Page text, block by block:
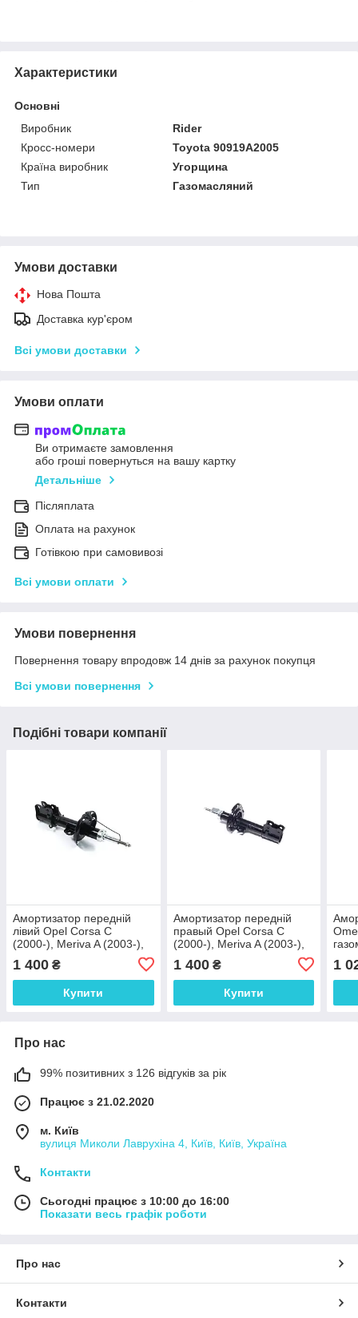
Характеристики
Основні
Виробник
Rider
Кросс-номери
Toyota 90919A2005
Країна виробник
Угорщина
Тип
Газомасляний
Умови доставки
Нова Пошта
Доставка кур'єром
Всі умови доставки
Умови оплати
Ви отримаєте замовлення
або гроші повернуться на вашу картку
Детальніше
Післяплата
Оплата на рахунок
Готівкою при самовивозі
Всі умови оплати
Умови повернення
Повернення товару впродовж 14 днів за рахунок покупця
Всі умови повернення
Подібні товари компанії
Амортизатор передній
лівий Opel Corsa C
(2000-), Meriva A (2003-),
газомасляний
1 400 ₴
Купити
Амортизатор передній
правый Opel Corsa C
(2000-), Meriva A (2003-),
газомасляний
1 400₴
Купити
1
Про нас
99% позитивних з 126 відгуків за рік
Працює з 21.02.2020
м. Київ
вулиця Миколи Лаврухіна 4, Київ, Київ, Україна
Контакти
Сьогодні працює з 10:00 до 16:00
Показати весь графік роботи
Про нас
Контакти